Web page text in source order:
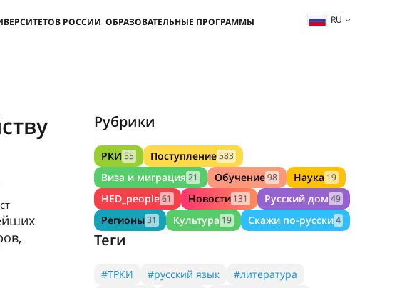
РОССИИ ОБРАЗОВАТЕЛЬНЫЕ ПРОГРАММЫ RU
Рубрики
РКИ 55 Поступление583
Виза и миграция 21 Обучение98 Наука 19
HED_people61 Новости 131 Русский дом 49
Регионы31 Культура 19 Скажи по-русски4
Теги
#ТРКИ #русский язык
#литература